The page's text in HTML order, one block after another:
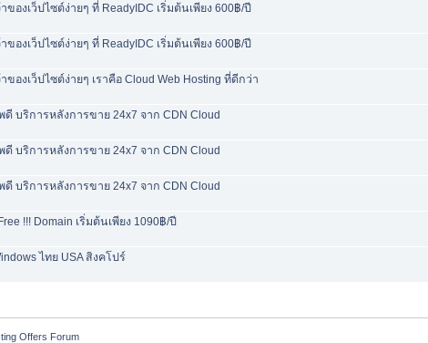
ของเว็ปไซต์ง่ายๆ ที่ ReadyIDC เริ่มต้นเพียง 600฿/ปี
ของเว็ปไซต์ง่ายๆ ที่ ReadyIDC เริ่มต้นเพียง 600฿/ปี
ของเว็ปไซต์ง่ายๆ เราคือ Cloud Web Hosting ที่ดีกว่า
บริการหลังการขาย 24x7 จาก CDN Cloud
บริการหลังการขาย 24x7 จาก CDN Cloud
บริการหลังการขาย 24x7 จาก CDN Cloud
!!! Domain เริ่มต้นเพียง 1090฿/ปี
ไทย USA สิงคโปร์
Offers Forum